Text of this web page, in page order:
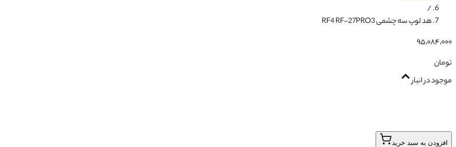
/
هد لوپ سه چشمی RF4 RF-27PRO3
۹۵٬۰۸۴٬۰۰۰
تومان
موجود در انبار
افزودن به سبد خرید